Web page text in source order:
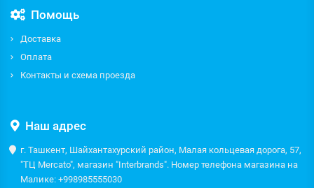
Помощь
Доставка
Оплата
Контакты и схема проезда
Наш адрес
г. Ташкент, Шайхантахурский район, Малая кольцевая дорога, 57,
"ТЦ Mercato", магазин "Interbrands". Номер телефона магазина на
Малике: +998985555030